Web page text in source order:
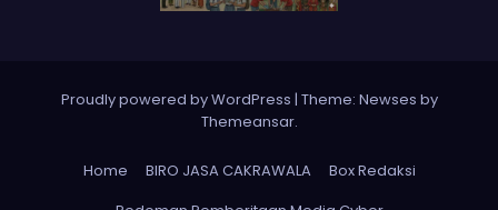
Proudly powered by WordPress | Theme: Newses by
Themeansar.
Home BIRO JASA CAKRAWALA
Box Redaksi